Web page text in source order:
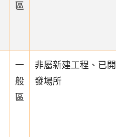
區
一
般
區
非屬新建工程、已開
發場所